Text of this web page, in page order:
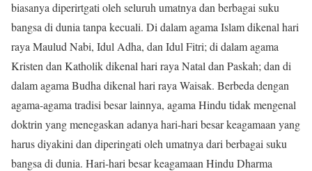
biasanya diperirtgati oleh seluruh umatnya dan berbagai suku
bangsa di dunia tanpa kecuali. Di dalam agama Islam dikenal hari
raya Maulud Nabi, Idul Adha, dan Idul Fitri; di dalam agama
Kristen dan Katholik dikenal hari raya Natal dan Paskah; dan di
dalam agama Budha dikenal hari raya Waisak. Berbeda dengan
agama-agama tradisi besar lainnya, agama Hindu tidak mengenal
doktrin yang menegaskan adanya hari-hari besar keagamaan yang
harus diyakini dan diperingati oleh umatnya dari berbagai suku
bangsa di dunia. Hari-hari besar keagamaan Hindu Dharma